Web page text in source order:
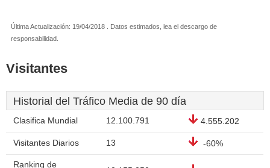
Última Actualización: 19/04/2018 . Datos estimados, lea el descargo de
responsabilidad.
Visitantes
Historial del Tráfico Media de 90 día
Clasifica Mundial 12.100.791 4.555.202
Visitantes Diarios 13 -60%
Ranking de